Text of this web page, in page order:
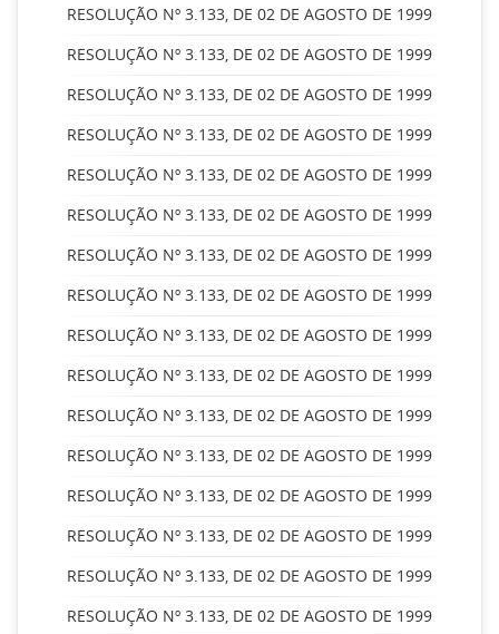
RESOLUÇÃO Nº 3.133, DE 02 DE AGOSTO DE 1999
RESOLUÇÃO Nº 3.133, DE 02 DE AGOSTO DE 1999
RESOLUÇÃO Nº 3.133, DE 02 DE AGOSTO DE 1999
RESOLUÇÃO Nº 3.133, DE 02 DE AGOSTO DE 1999
RESOLUÇÃO Nº 3.133, DE 02 DE AGOSTO DE 1999
RESOLUÇÃO Nº 3.133, DE 02 DE AGOSTO DE 1999
RESOLUÇÃO Nº 3.133, DE 02 DE AGOSTO DE 1999
RESOLUÇÃO Nº 3.133, DE 02 DE AGOSTO DE 1999
RESOLUÇÃO Nº 3.133, DE 02 DE AGOSTO DE 1999
RESOLUÇÃO Nº 3.133, DE 02 DE AGOSTO DE 1999
RESOLUÇÃO Nº 3.133, DE 02 DE AGOSTO DE 1999
RESOLUÇÃO Nº 3.133, DE 02 DE AGOSTO DE 1999
RESOLUÇÃO Nº 3.133, DE 02 DE AGOSTO DE 1999
RESOLUÇÃO Nº 3.133, DE 02 DE AGOSTO DE 1999
RESOLUÇÃO Nº 3.133, DE 02 DE AGOSTO DE 1999
RESOLUÇÃO Nº 3.133, DE 02 DE AGOSTO DE 1999